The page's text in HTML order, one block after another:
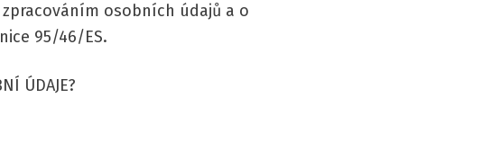
osobních údajů a o
95/46/ES.
ÚDAJE?